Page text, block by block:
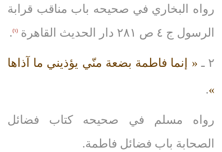
رواه البخاري في صحيحه باب مناقب قرابة
الرسول ج ٤ ص ٢٨١ دار الحديث القاهرة
(۱) .
٢ ـ « إنما فاطمة بضعة منّي يؤذيني ما آذاها
»
.
رواه مسلم في صحيحه كتاب فضائل
الصحابة باب فضائل فاطمة.